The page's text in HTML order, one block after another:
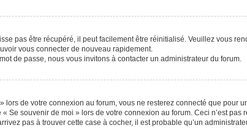
pas être récupéré, il peut facilement être réinitialisé. Veuillez vous
vous connecter de nouveau rapidement.
de passe, nous vous invitons à contacter un administrateur du forum.
de votre connexion au forum, vous ne resterez connecté que pour
Se souvenir de moi » lors de votre connexion au forum. Ceci n’est
pas à trouver cette case à cocher, il est probable qu’un